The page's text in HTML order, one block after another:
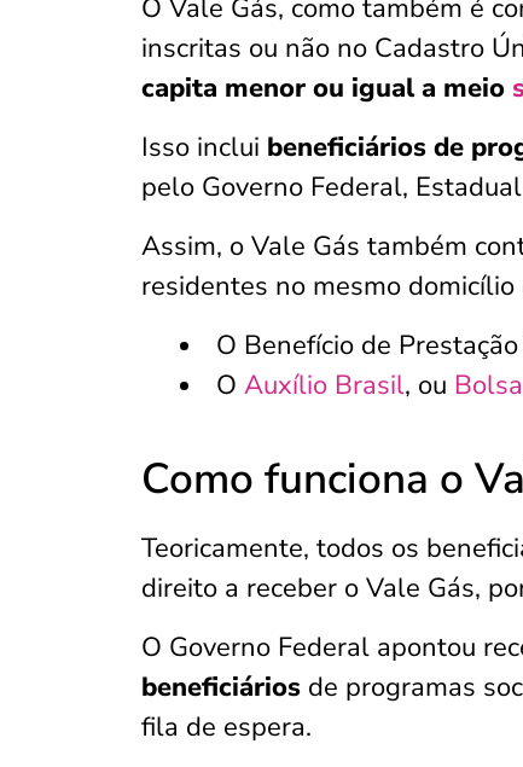
O Vale Gás, como também é
inscritas ou não no Cadastro
capita menor ou igual a meio
Isso inclui beneficiários de
pelo Governo Federal,
Assim, o Vale Gás também
residentes no mesmo domicílio
O Benefício de
O Auxílio Brasil, ou Bo
Como funciona o
Teoricamente, todos os
direito a receber o Vale Gás,
O Governo Federal apontou
beneficiários de programas
fila de espera.